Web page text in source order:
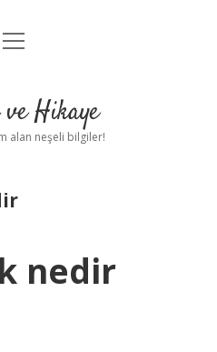
Politikası
Uyarı
menüyü
Hikaye
alan neşeli bilgiler!
nedir